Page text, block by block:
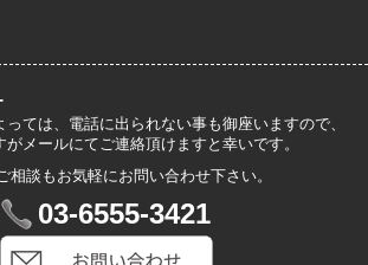
ては、電話に出られない事も御座いますので、
メールにてご連絡頂けますと幸いです。
相談もお気軽にお問い合わせ下さい。
03-6555-3421